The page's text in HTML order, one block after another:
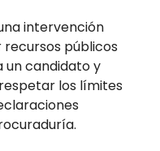
intervención
públicos
un candidato y
los límites